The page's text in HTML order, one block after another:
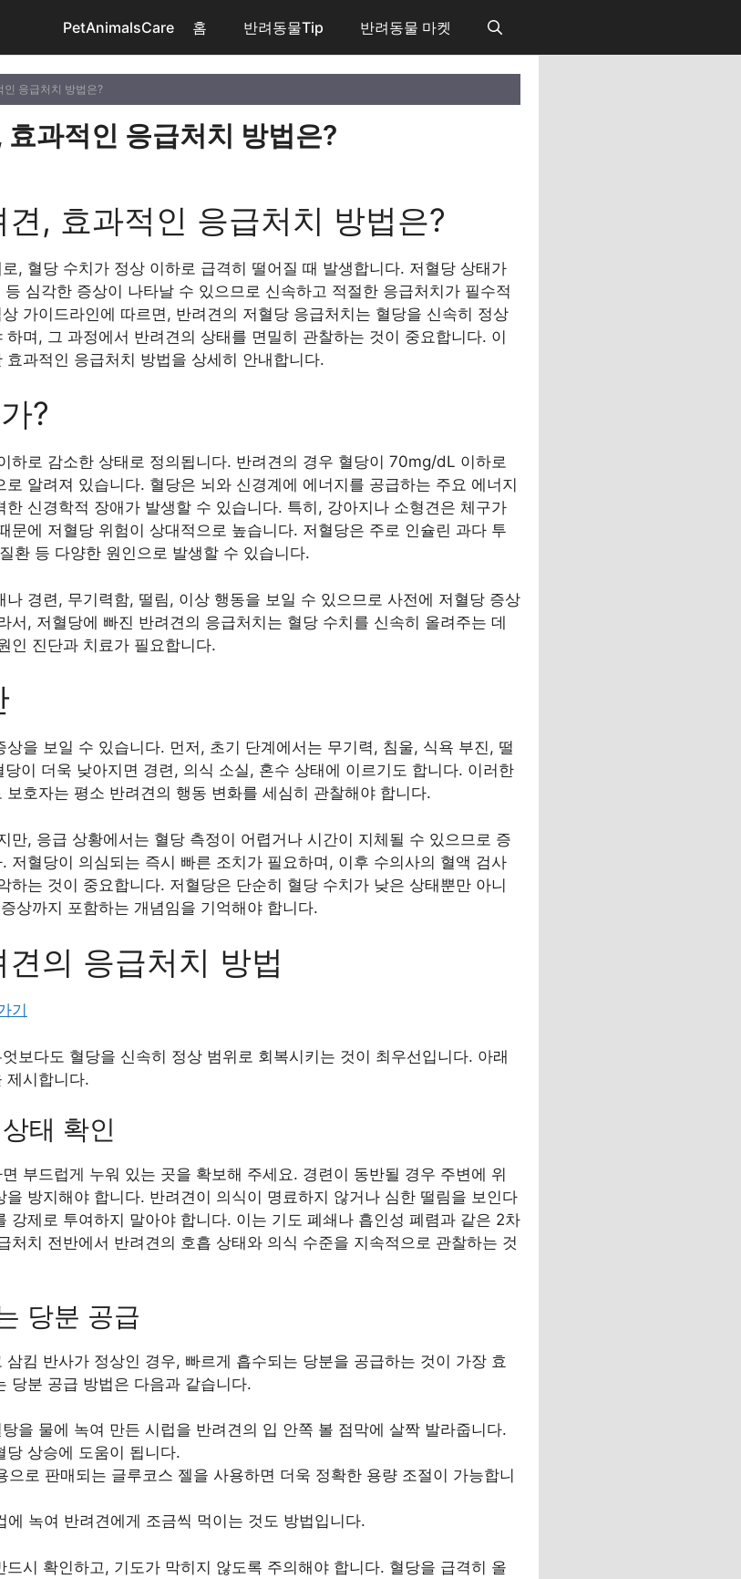
PetAnimalsCare 홈 반려동물Tip 반려동물 마켓
인 응급처치 방법은?
과적인 응급처치 방법은?
, 효과적인 응급처치 방법은?
, 혈당 수치가 정상 이하로 급격히 떨어질 때 발생합니다. 저혈당 상태가
심각한 증상이 나타날 수 있으므로 신속하고 적절한 응급처치가 필수적
가이드라인에 따르면, 반려견의 저혈당 응급처치는 혈당을 신속히 정상
며, 그 과정에서 반려견의 상태를 면밀히 관찰하는 것이 중요합니다. 이
과적인 응급처치 방법을 상세히 안내합니다.
?
하로 감소한 상태로 정의됩니다. 반려견의 경우 혈당이 70mg/dL 이하로
알려져 있습니다. 혈당은 뇌와 신경계에 에너지를 공급하는 주요 에너지
신경학적 장애가 발생할 수 있습니다. 특히, 강아지나 소형견은 체구가
문에 저혈당 위험이 상대적으로 높습니다. 저혈당은 주로 인슐린 과다 투
환 등 다양한 원인으로 발생할 수 있습니다.
경련, 무기력함, 떨림, 이상 행동을 보일 수 있으므로 사전에 저혈당 증상
서, 저혈당에 빠진 반려견의 응급처치는 혈당 수치를 신속히 올려주는 데
인 진단과 치료가 필요합니다.
을 보일 수 있습니다. 먼저, 초기 단계에서는 무기력, 침울, 식욕 부진, 떨
이 더욱 낮아지면 경련, 의식 소실, 혼수 상태에 이르기도 합니다. 이러한
호자는 평소 반려견의 행동 변화를 세심히 관찰해야 합니다.
만, 응급 상황에서는 혈당 측정이 어렵거나 시간이 지체될 수 있으므로 증
저혈당이 의심되는 즉시 빠른 조치가 필요하며, 이후 수의사의 혈액 검사
하는 것이 중요합니다. 저혈당은 단순히 혈당 수치가 낮은 상태뿐만 아니
상까지 포함하는 개념임을 기억해야 합니다.
의 응급처치 방법
기
보다도 혈당을 신속히 정상 범위로 회복시키는 것이 최우선입니다. 아래
제시합니다.
태 확인
부드럽게 누워 있는 곳을 확보해 주세요. 경련이 동반될 경우 주변에 위
방지해야 합니다. 반려견이 의식이 명료하지 않거나 심한 떨림을 보인다
강제로 투여하지 말아야 합니다. 이는 기도 폐쇄나 흡인성 폐렴과 같은 2차
처치 전반에서 반려견의 호흡 상태와 의식 수준을 지속적으로 관찰하는 것
당분 공급
킴 반사가 정상인 경우, 빠르게 흡수되는 당분을 공급하는 것이 가장 효
당분 공급 방법은 다음과 같습니다.
을 물에 녹여 만든 시럽을 반려견의 입 안쪽 볼 점막에 살짝 발라줍니다.
당 상승에 도움이 됩니다.
로 판매되는 글루코스 젤을 사용하면 더욱 정확한 용량 조절이 가능합니
녹여 반려견에게 조금씩 먹이는 것도 방법입니다.
시 확인하고, 기도가 막히지 않도록 주의해야 합니다. 혈당을 급격히 올